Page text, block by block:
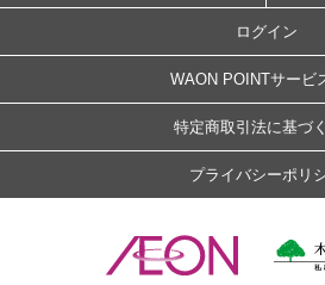
ログイン
WAON POINTサービ
特定商取引法に基づ
プライバシーポリ